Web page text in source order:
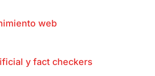
web
y fact checkers